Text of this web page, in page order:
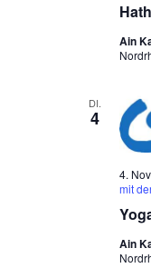
Ain
DI.
4
4.
mit
Ain